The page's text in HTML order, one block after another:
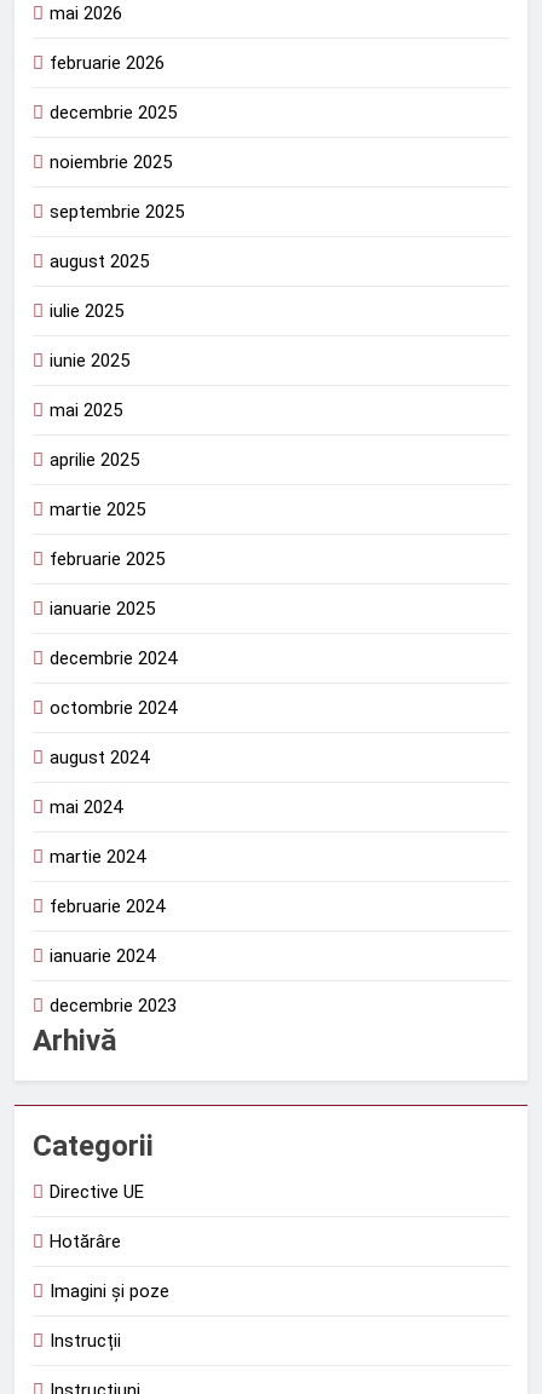
mai 2026
februarie 2026
decembrie 2025
noiembrie 2025
septembrie 2025
august 2025
iulie 2025
iunie 2025
mai 2025
aprilie 2025
martie 2025
februarie 2025
ianuarie 2025
decembrie 2024
octombrie 2024
august 2024
mai 2024
martie 2024
februarie 2024
ianuarie 2024
decembrie 2023
Arhivă
Categorii
Directive UE
Hotărâre
Imagini și poze
Instrucții